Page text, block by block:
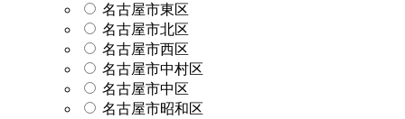
名古屋市東区
名古屋市北区
名古屋市西区
名古屋市中村区
名古屋市中区
名古屋市昭和区